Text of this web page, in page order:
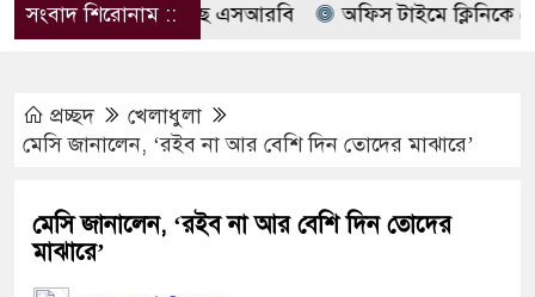
সংবাদ শিরোনাম ::
নাম বদলে আসছে এসআরবি অফিস টাইমে ক্লিনিকে রোগী
প্রচ্ছদ
খেলাধুলা
মেসি জানালেন, ‘রইব না আর বেশি দিন তোদের মাঝারে’
মেসি জানালেন, ‘রইব না আর বেশি দিন তোদের
মাঝারে’